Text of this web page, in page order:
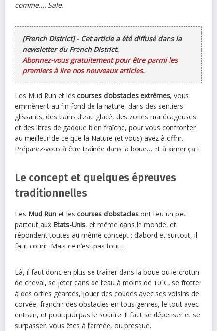
comme…. Sale.
[French District] - Cet article a été diffusé dans la
newsletter du French District.
Abonnez-vous gratuitement pour être parmi les
premiers à lire nos nouveaux articles.
Les Mud Run et lescourses d’obstacles extrêmes, vous
emmènent au fin fond de la nature, dans des sentiers
glissants, des bains d’eau glacé, des zones marécageuses
et des litres de gadoue bien fraîche, pour vous confronter
au meilleur de ce que la Nature (et vous) avez à offrir.
Préparez-vous à être traînée dans la boue… et à aimer ça !
Le concept et quelques épreuves
traditionnelles
Les Mud Run et lescourses d’obstacles ont lieu un peu
partout aux Etats-Unis, et même dans le monde, et
répondent toutes au même concept : d’abord et surtout, il
faut courir. Mais ce n’est pas tout…
Là, il faut donc en plus se traîner dans la boue ou le crottin
de cheval, se jeter dans de l’eau à moins de 10˚C, se frotter
à des orties géantes, jouer des coudes avec ses voisins de
corvée, franchir des obstacles en tous genres, le tout avec
entrain, et pourquoi pas le sourire. Il faut se dépenser et se
surpasser, vous êtes à l’armée, ou presque.